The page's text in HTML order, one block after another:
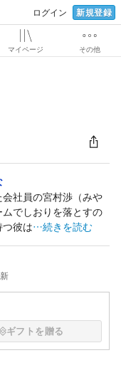
ログイン 新規登録
マイページ その他
社員の宮村渉（みや
でしおりを落とすの
彼は…続きを読む
ギフトを贈る